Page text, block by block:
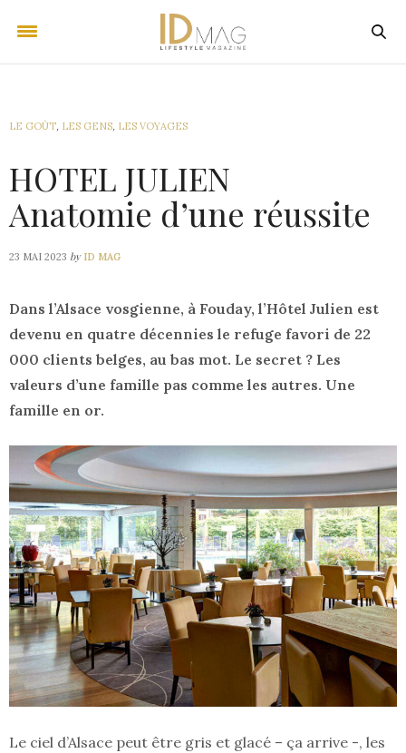
LE GOÛT, LES GENS, LES VOYAGES
HOTEL JULIEN
Anatomie d’une réussite
23 MAI 2023 by ID MAG
Dans l’Alsace vosgienne, à Fouday, l’Hôtel Julien est
devenu en quatre décennies le refuge favori de 22
000 clients belges, au bas mot. Le secret ? Les
valeurs d’une famille pas comme les autres. Une
famille en or.
Le ciel d’Alsace peut être gris et glacé – ça arrive -, les